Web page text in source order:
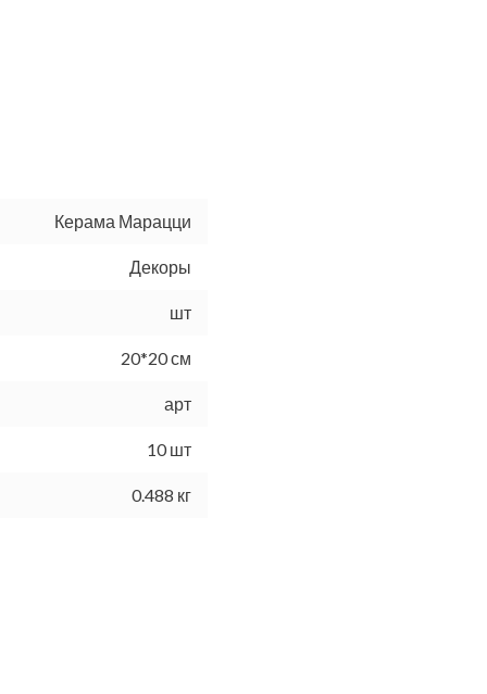
Керама Марацци
Декоры
шт
20*20 см
арт
10 шт
0.488 кг